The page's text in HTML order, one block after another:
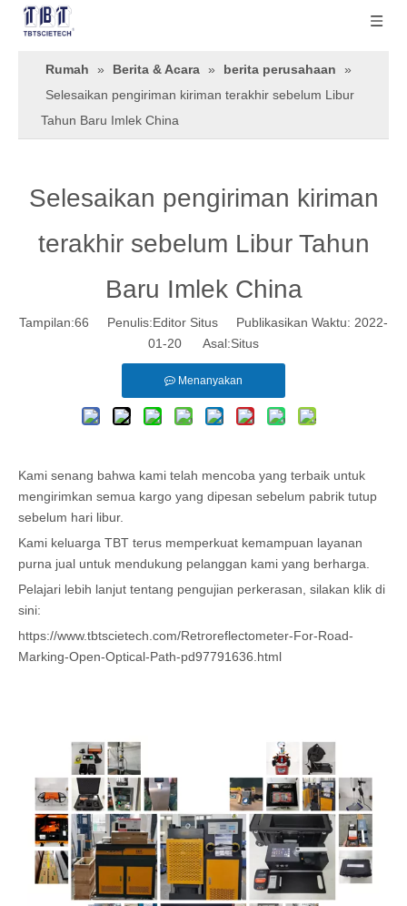
Rumah » Berita & Acara » berita perusahaan
»
Selesaikan pengiriman kiriman terakhir sebelum Libur
Tahun Baru Imlek China
Selesaikan pengiriman kiriman
terakhir sebelum Libur Tahun
Baru Imlek China
Tampilan:66 Penulis:Editor Situs Publikasikan Waktu: 2022-
01-20 Asal:Situs
Menanyakan
Kami senang bahwa kami telah mencoba yang terbaik untuk
mengirimkan semua kargo yang dipesan sebelum pabrik tutup
sebelum hari libur.
Kami keluarga TBT terus memperkuat kemampuan layanan
purna jual untuk mendukung pelanggan kami yang berharga.
Pelajari lebih lanjut tentang pengujian perkerasan, silakan klik di
sini:
https://www.tbtscietech.com/Retroreflectometer-For-Road-
Marking-Open-Optical-Path-pd97791636.html